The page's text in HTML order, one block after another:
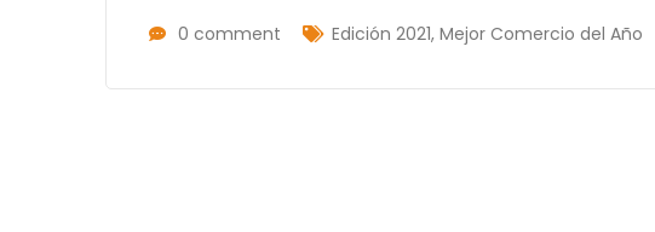
0 comment Edición 2021, Mejor Comercio del Año